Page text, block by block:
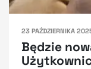
23 PAŹDZIERNIKA
Będzie